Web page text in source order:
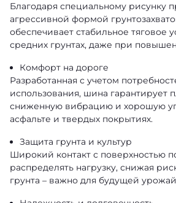
Благодаря специальному рисунку
агрессивной формой
обеспечивает стабильное тяговое
средних грунтах, даже при
Комфорт на дороге
Разработанная с учетом
использования, шина гарантирует
сниженную вибрацию и хорошую
асфальте и твердых покрытиях.
Защита грунта и культур
Широкий контакт с поверхностью
распределять нагрузку, снижая
грунта – важно для будущей